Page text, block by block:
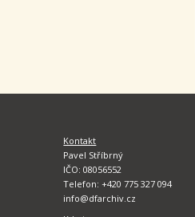
Kontakt
Pavel Stříbrný
IČO: 08056552
Telefon: +420 775 327 094
info@dfarchiv.cz